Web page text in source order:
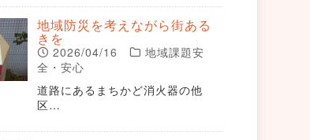
地域防災を考えながら街ある
きを
2026/04/16
地域課題安
全・安心
道路にあるまちかど消火器の他
区…